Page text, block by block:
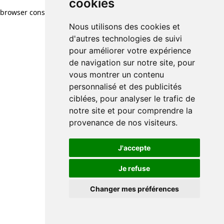
cookies
Nous utilisons des cookies et
d'autres technologies de suivi
pour améliorer votre expérience
de navigation sur notre site, pour
vous montrer un contenu
personnalisé et des publicités
ciblées, pour analyser le trafic de
notre site et pour comprendre la
provenance de nos visiteurs.
J'accepte
Je refuse
Changer mes préférences
browser console for more information)